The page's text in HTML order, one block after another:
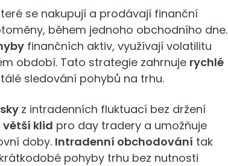
se nakupují a prodávají finanční
během jednoho obchodního dne.
finančních aktiv, využívají volatilitu
období. Tato strategie zahrnuje rychlé
sledování pohybů na trhu.
z intradenních fluktuací bez držení
větší klid pro day tradery a umožňuje
doby. Intradenní obchodování tak
pohyby trhu bez nutnosti